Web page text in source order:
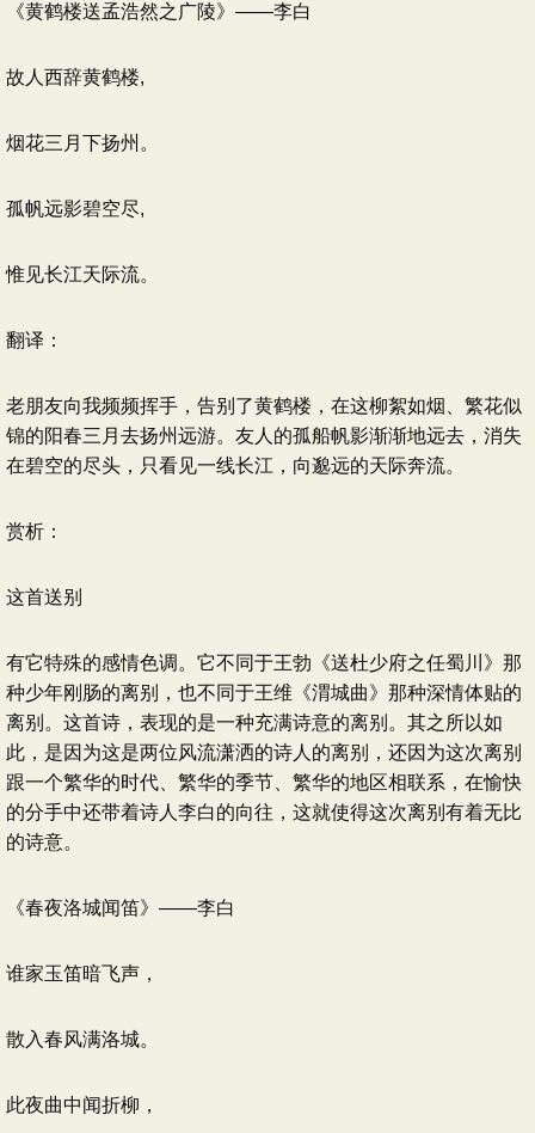
《黄鹤楼送孟浩然之广陵》——李白
故人西辞黄鹤楼,
烟花三月下扬州。
孤帆远影碧空尽,
惟见长江天际流。
翻译：
老朋友向我频频挥手，告别了黄鹤楼，在这柳絮如烟、繁花似
锦的阳春三月去扬州远游。友人的孤船帆影渐渐地远去，消失
在碧空的尽头，只看见一线长江，向邈远的天际奔流。
赏析：
这首送别
有它特殊的感情色调。它不同于王勃《送杜少府之任蜀川》那
种少年刚肠的离别，也不同于王维《渭城曲》那种深情体贴的
离别。这首诗，表现的是一种充满诗意的离别。其之所以如
此，是因为这是两位风流潇洒的诗人的离别，还因为这次离别
跟一个繁华的时代、繁华的季节、繁华的地区相联系，在愉快
的分手中还带着诗人李白的向往，这就使得这次离别有着无比
的诗意。
《春夜洛城闻笛》——李白
谁家玉笛暗飞声，
散入春风满洛城。
此夜曲中闻折柳，